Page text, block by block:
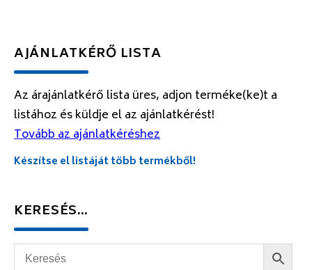
AJÁNLATKÉRŐ LISTA
Az árajánlatkérő lista üres, adjon terméke(ke)t a
listához és küldje el az ajánlatkérést!
Tovább az ajánlatkéréshez
Készítse el listáját több termékből!
KERESÉS…